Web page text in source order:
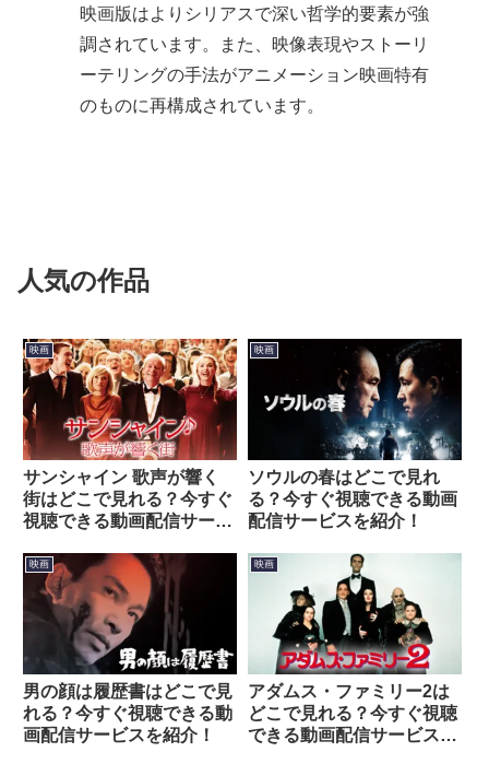
映画版はよりシリアスで深い哲学的要素が強
調されています。また、映像表現やストーリ
ーテリングの手法がアニメーション映画特有
のものに再構成されています。
人気の作品
映画
サンシャイン 歌声が響く
街はどこで見れる？今すぐ
視聴できる動画配信サービ
映画
ソウルの春はどこで見れ
る？今すぐ視聴できる動画
配信サービスを紹介！
映画
男の顔は履歴書はどこで見
れる？今すぐ視聴できる動
画配信サービスを紹介！
映画
アダムス・ファミリー2は
どこで見れる？今すぐ視聴
できる動画配信サービスを